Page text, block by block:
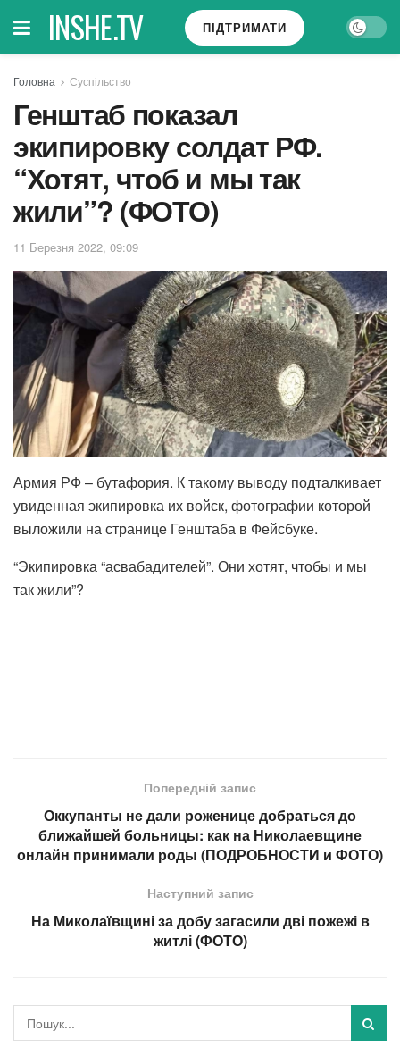
INSHE.TV ПІДТРИМАТИ
Головна Суспільство
Генштаб показал
экипировку солдат РФ.
“Хотят, чтоб и мы так
жили”? (ФОТО)
11 Березня 2022, 09:09
Армия РФ – бутафория. К такому выводу подталкивает
увиденная экипировка их войск, фотографии которой
выложили на странице Генштаба в Фейсбуке.
“Экипировка “асвабадителей”. Они хотят, чтобы и мы
так жили”?
Попередній запис
Оккупанты не дали роженице добраться до
ближайшей больницы: как на Николаевщине
онлайн принимали роды (ПОДРОБНОСТИ и ФОТО)
Наступний запис
На Миколаївщині за добу загасили дві пожежі в
житлі (ФОТО)